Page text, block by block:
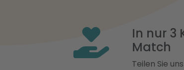
In nur 3
Match
Teilen Sie